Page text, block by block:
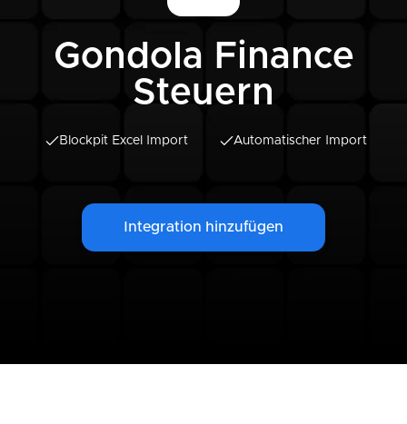
Gondola Finance
Steuern
Blockpit Excel Import Automatischer Import
Integration hinzufügen